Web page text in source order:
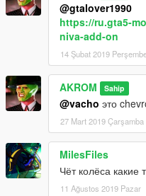
@gtalover1990
https://ru.gta5-
niva-add-on
14 Şubat 2019
AKROM Sahip
@vacho это
27 Mart 2019 Çarşamba
MilesFiles
Чёт колёса какие
11 Ağustos 2019 Pazar